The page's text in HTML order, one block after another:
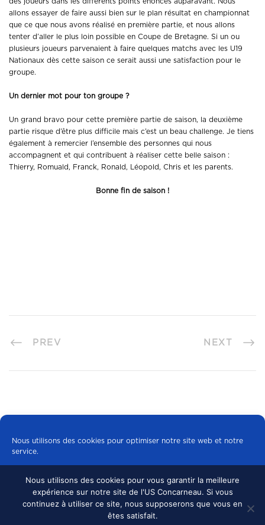
Nous utilisons des cookies pour optimiser notre site web et notre
service.
Tous les cookies
Refuser
allons essayer de faire aussi bien sur le plan résultat en championnat
que ce que nous avons réalisé en première partie, et nous allons
tenter d’aller le plus loin possible en Coupe de Bretagne. Si un ou
plusieurs joueurs parvenaient à faire quelques matchs avec les U19
Nationaux dès cette saison ce serait aussi une satisfaction pour le
groupe.
Un dernier mot pour ton groupe ?
Un grand bravo pour cette première partie de saison, la deuxième
partie risque d’être plus difficile mais c’est un beau challenge. Je tiens
également à remercier l’ensemble des personnes qui nous
accompagnent et qui contribuent à réaliser cette belle saison :
Thierry, Romuald, Franck, Ronald, Léopold, Chris et les parents.
Bonne fin de saison !
PREV NEXT
© 2024 US CONCARNEAU, TOUS DROITS
RÉSERVÉS. MENTIONS LÉGALES •
Nous utilisons des cookies pour vous garantir la meilleure
expérience sur notre site de l'US Concarneau. Si vous
continuez à utiliser ce site, nous supposerons que vous en
êtes satisfait.